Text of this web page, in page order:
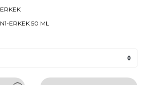
ERKEK
N1-ERKEK 50 ML